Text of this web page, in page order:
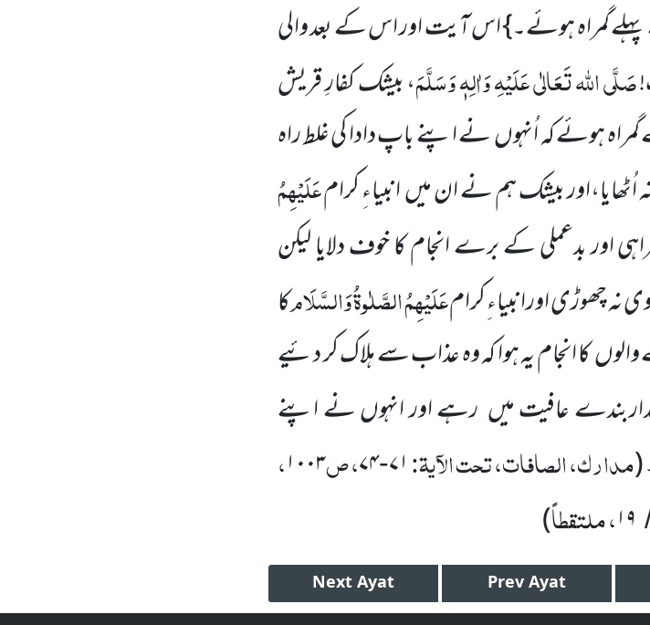
گمراہ ہوئے۔} اس آیت اور اس کے بعد والی
صَلَّی اللہ تَعَالٰی عَلَیْہِ وَاٰلِہٖ وَسَلَّمَ، بیشک کفارِ قریش
ہوئے کہ اُنہوں نے اپنے باپ دادا کی غلط راہ
بیشک ہم نے ان میں انبیاءِ کرامعَلَیْہِمُ
اور بدعملی کے برے انجام کا خوف دلایا لیکن
چھوڑی اورانبیاء ِکرامعَلَیْہِمُ الصَّلٰوۃُ وَالسَّلَامکا
کا انجام یہ ہوا کہ وہ عذاب سے ہلاک کر دئیے
عافیت میں رہے اور انہوں نے اپنے
(مدارک، الصافات، تحت الآیۃ:۷۱-۷۴، ص۱۰۰۳،
۱۹، ملتقطاً)
Next Ayat Prev Ayat